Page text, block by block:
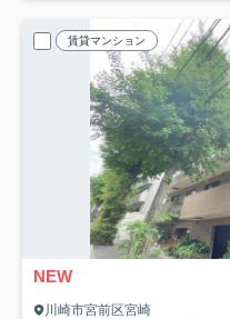
賃貸マンション
NEW
川崎市宮前区宮崎